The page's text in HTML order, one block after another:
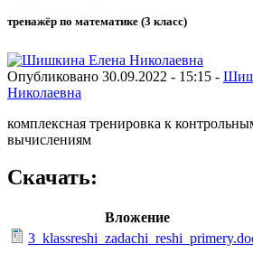
тренажёр по математике (3 класс)
Опубликовано 30.09.2022 - 15:15 -
Николаевна
комплексная тренировка к
вычислениям
Скачать:
Вложение